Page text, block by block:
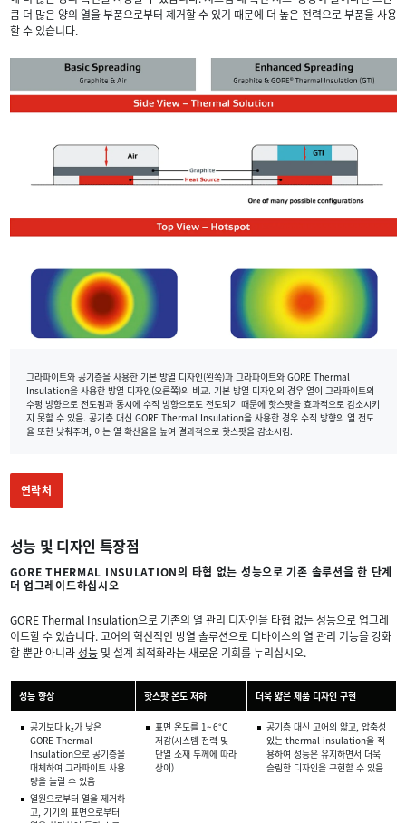
큼 더 많은 양의 열을 부품으로부터 제거할 수 있기 때문에 더 높은 전력으로 부품을 사용
할 수 있습니다.
그라파이트와 공기층을 사용한 기본 방열 디자인(왼쪽)과 그라파이트와 GORE Thermal
Insulation을 사용한 방열 디자인(오른쪽)의 비교. 기본 방열 디자인의 경우 열이 그라파이트의
수평 방향으로 전도됨과 동시에 수직 방향으로도 전도되기 때문에 핫스팟을 효과적으로 감소시키
지 못할 수 있음. 공기층 대신 GORE Thermal Insulation을 사용한 경우 수직 방향의 열 전도
율 또한 낮춰주며, 이는 열 확산율을 높여 결과적으로 핫스팟을 감소시킴.
연락처
성능 및 디자인 특장점
GORE THERMAL INSULATION의 타협 없는 성능으로 기존 솔루션을 한 단계
더 업그레이드하십시오
GORE Thermal Insulation으로 기존의 열 관리 디자인을 타협 없는 성능으로 업그레
이드할 수 있습니다. 고어의 혁신적인 방열 솔루션으로 디바이스의 열 관리 기능을 강화
할 뿐만 아니라성능및 설계 최적화라는 새로운 기회를 누리십시오.
성능 향상 핫스팟 온도 저하 더욱 얇은 제품 디자인 구현
공기보다 kz가 낮은
GORE Thermal
Insulation으로 공기층을
대체하여 그라파이트 사용
량을 늘릴 수 있음
열원으로부터 열을 제거하
고, 기기의 표면으로부터
표면 온도를 1~ 6°C
저감(시스템 전력 및
단열 소재 두께에 따라
상이)
공기층 대신 고어의 얇고, 압축성
있는 thermal insulation을 적
용하여 성능은 유지하면서 더욱
슬림한 디자인을 구현할 수 있음